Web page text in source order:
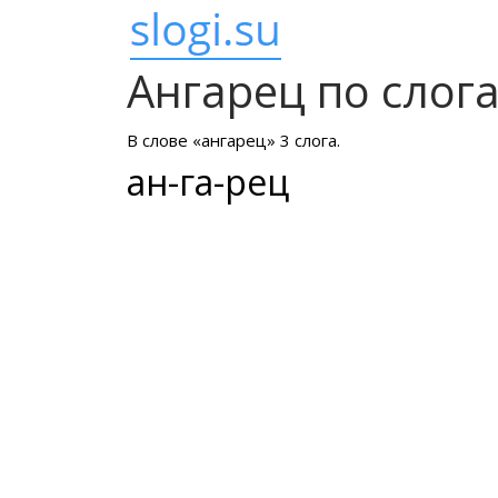
Ангарец по
В слове «ангарец» 3 слога.
ан-га-рец